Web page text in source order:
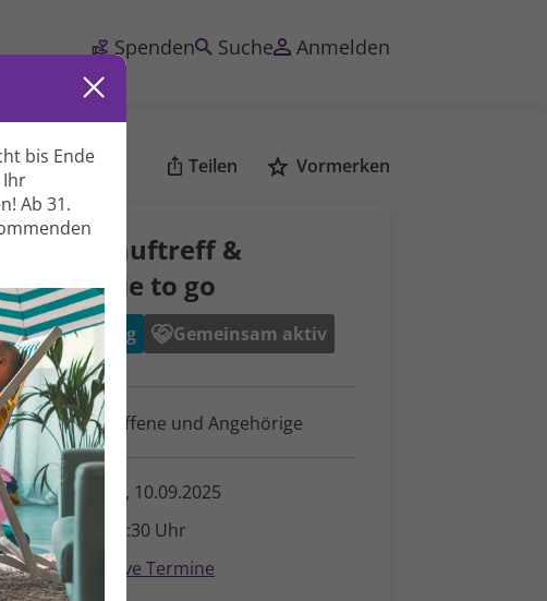
Spenden Suche Anmelden
bis Ende
Ihr
Ab 31.
Teilen Vormerken
Janas Lauftreff &
Smoothie to go
Bewegung Gemeinsam aktiv
Für Betroffene und Angehörige
Mittwoch, 10.09.2025
16:00 - 17:30 Uhr
Alternative Termine